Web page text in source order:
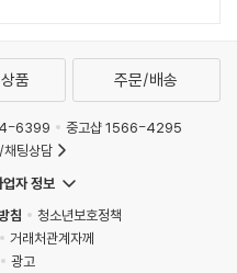
품 주문/배송
6399
중고샵 1566-4295
팅상담
자 정보
침
청소년보호정책
거래처관계자께
광고